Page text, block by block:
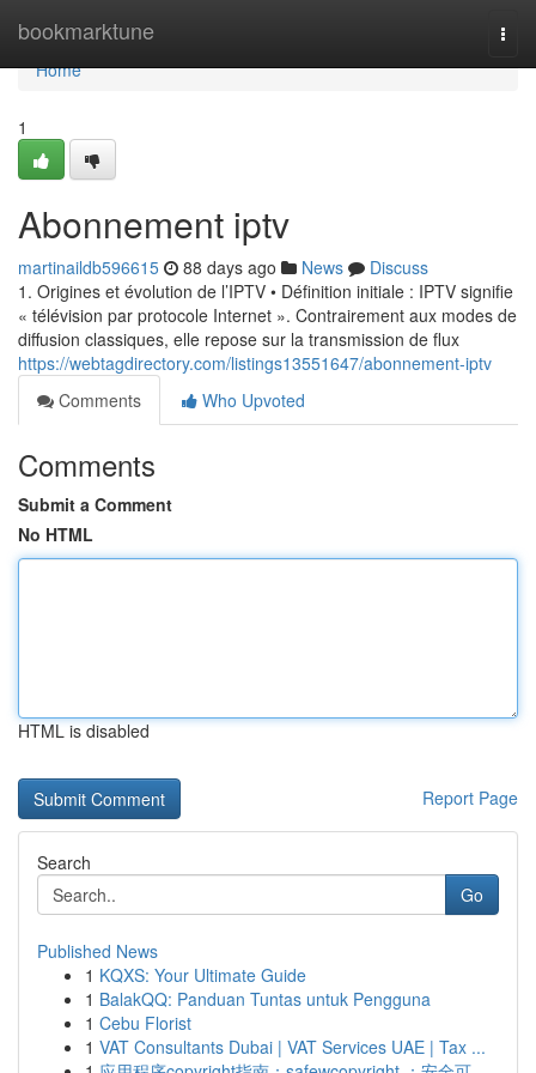
bookmarktune
Home
Home
1
Abonnement iptv
martinaildb596615 88 days ago News
Discuss
1. Origines et évolution de l’IPTV • Définition initiale : IPTV signifie
« télévision par protocole Internet ». Contrairement aux modes de
diffusion classiques, elle repose sur la transmission de flux
https://webtagdirectory.com/listings13551647/abonnement-iptv
Comments
Who Upvoted
Comments
Submit a Comment
No HTML
HTML is disabled
Report Page
Search
Go
Published News
1 KQXS: Your Ultimate Guide
1 BalakQQ: Panduan Tuntas untuk Pengguna
1 Cebu Florist
1 VAT Consultants Dubai | VAT Services UAE | Tax ...